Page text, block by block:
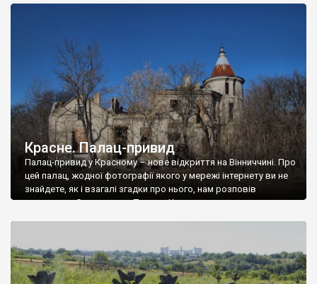
Красне. Палац-привид
Палац-привид у Красному – нове відкриття на Вінниччині. Про
цей палац, жодної фотографії якого у мережі інтернету ви не
знайдете, як і взагалі згадки про нього, нам розповів
мешканець Самгородка. Палац у Красному вразив не лише